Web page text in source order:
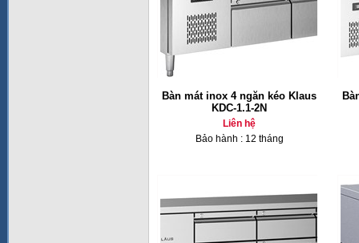
Bàn mát inox 4 ngăn kéo Klaus
KDC-1.1-2N
Liên hệ
Bảo hành : 12 tháng